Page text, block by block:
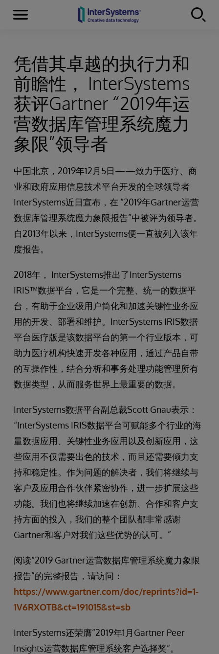
Skip to content
Menu
凭借其卓越的执行力和
前瞻性， InterSystems
获评Gartner “2019年运
营数据库管理系统魔力
象限”领导者
中国北京，2019年12月5日——致力于医疗、商
业和政府应用信息技术平台开发的全球领导者
InterSystems近日宣布，在 “2019年Gartner运营
数据库管理系统魔力象限报告”中被评为领导者。
自2013年以来，InterSystems便一直被列入该年
度报告。
2018年， InterSystems推出了InterSystems
IRIS™数据平台，它是一个完整、统一的数据平
台，有助于企业级用户简化和加速关键性业务应
用的开发、部署和维护。InterSystems IRIS数据
平台医疗版是该数据平台的第一个行业版本，可
助力医疗机构快速开发各种应用，通过产品自带
的互操作性，结合分析和事务处理功能管理所有
数据类型，从而服务世界上最重要的数据。
InterSystems数据平台副总裁Scott Gnau表示：
“InterSystems IRIS数据平台可赋能多个行业的海
量数据应用、关键性业务应用以及创新应用，这
些应用不仅需要出色的技术，而且还需要倾力支
持和稳定性。作为问题的解决者，我们将继续与
客户及应用合作伙伴紧密协作，进一步扩展这些
功能。我们也将继续加速在创新、合作和客户支
持方面的投入，我们的整个团队都非常感谢
Gartner和客户对我们这些优势的认可。”
阅读“2019 Gartner运营数据库管理系统魔力象限
报告”的完整报告，请访问：
https://www.gartner.com/doc/reprints?id=1-
1V6RXOTB&ct=191015&st=sb
InterSystems还荣膺“2019年1月Gartner Peer
Insights运营数据库管理系统客户选择奖”。